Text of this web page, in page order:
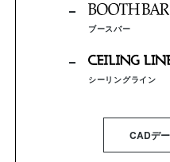
ブースバー
シーリングライン
CADデ